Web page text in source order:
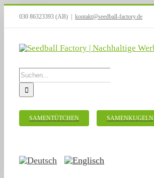
030 86323393 (AB) kontakt@seedball-factory.de
Suche
nach:
SAMENTÜTCHEN SAMENKUGELN